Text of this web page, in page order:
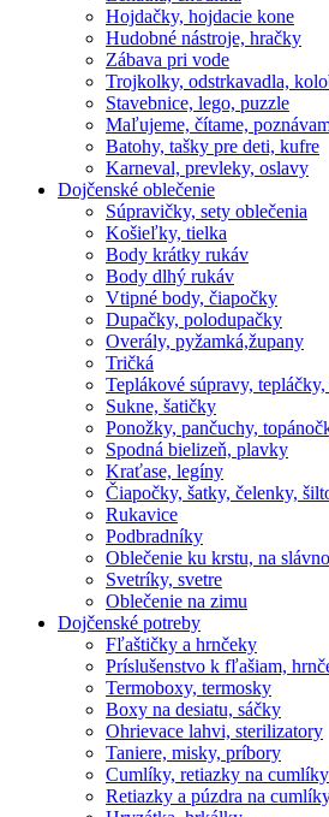
Hojdačky, hojdacie kone
Hudobné nástroje, hračky
Zábava pri vode
Trojkolky, odstrkavadla,
Stavebnice, lego, puzzle
Maľujeme, čítame,
Batohy, tašky pre deti, kufre
Karneval, prevleky, oslavy
Dojčenské oblečenie
Súpravičky, sety oblečenia
Košieľky, tielka
Body krátky rukáv
Body dlhý rukáv
Vtipné body, čiapočky
Dupačky, polodupačky
Overály, pyžamká,župany
Tričká
Teplákové súpravy,
Sukne, šatičky
Ponožky, pančuchy,
Spodná bielizeň, plavky
Kraťase, legíny
Čiapočky, šatky, čelenky,
Rukavice
Podbradníky
Oblečenie ku krstu, na
Svetríky, svetre
Oblečenie na zimu
Dojčenské potreby
Fľaštičky a hrnčeky
Príslušenstvo k fľašiam,
Termoboxy, termosky
Boxy na desiatu, sáčky
Ohrievace lahvi, sterilizatory
Taniere, misky, príbory
Cumlíky, retiazky na cumlíky
Retiazky a púzdra na